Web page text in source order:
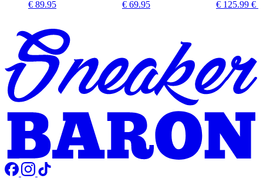
€ 89.95 € 69.95 € 125.99 €